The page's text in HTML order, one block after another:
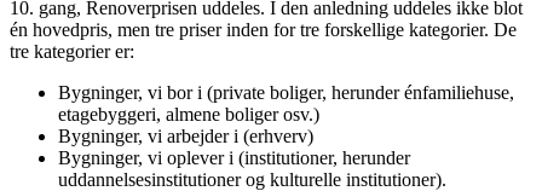
10. gang, Renoverprisen uddeles. I den anledning uddeles ikke blot
én hovedpris, men tre priser inden for tre forskellige kategorier. De
tre kategorier er:
Bygninger, vi bor i (private boliger, herunder énfamiliehuse,
etagebyggeri, almene boliger osv.)
Bygninger, vi arbejder i (erhverv)
Bygninger, vi oplever i (institutioner, herunder
uddannelsesinstitutioner og kulturelle institutioner).